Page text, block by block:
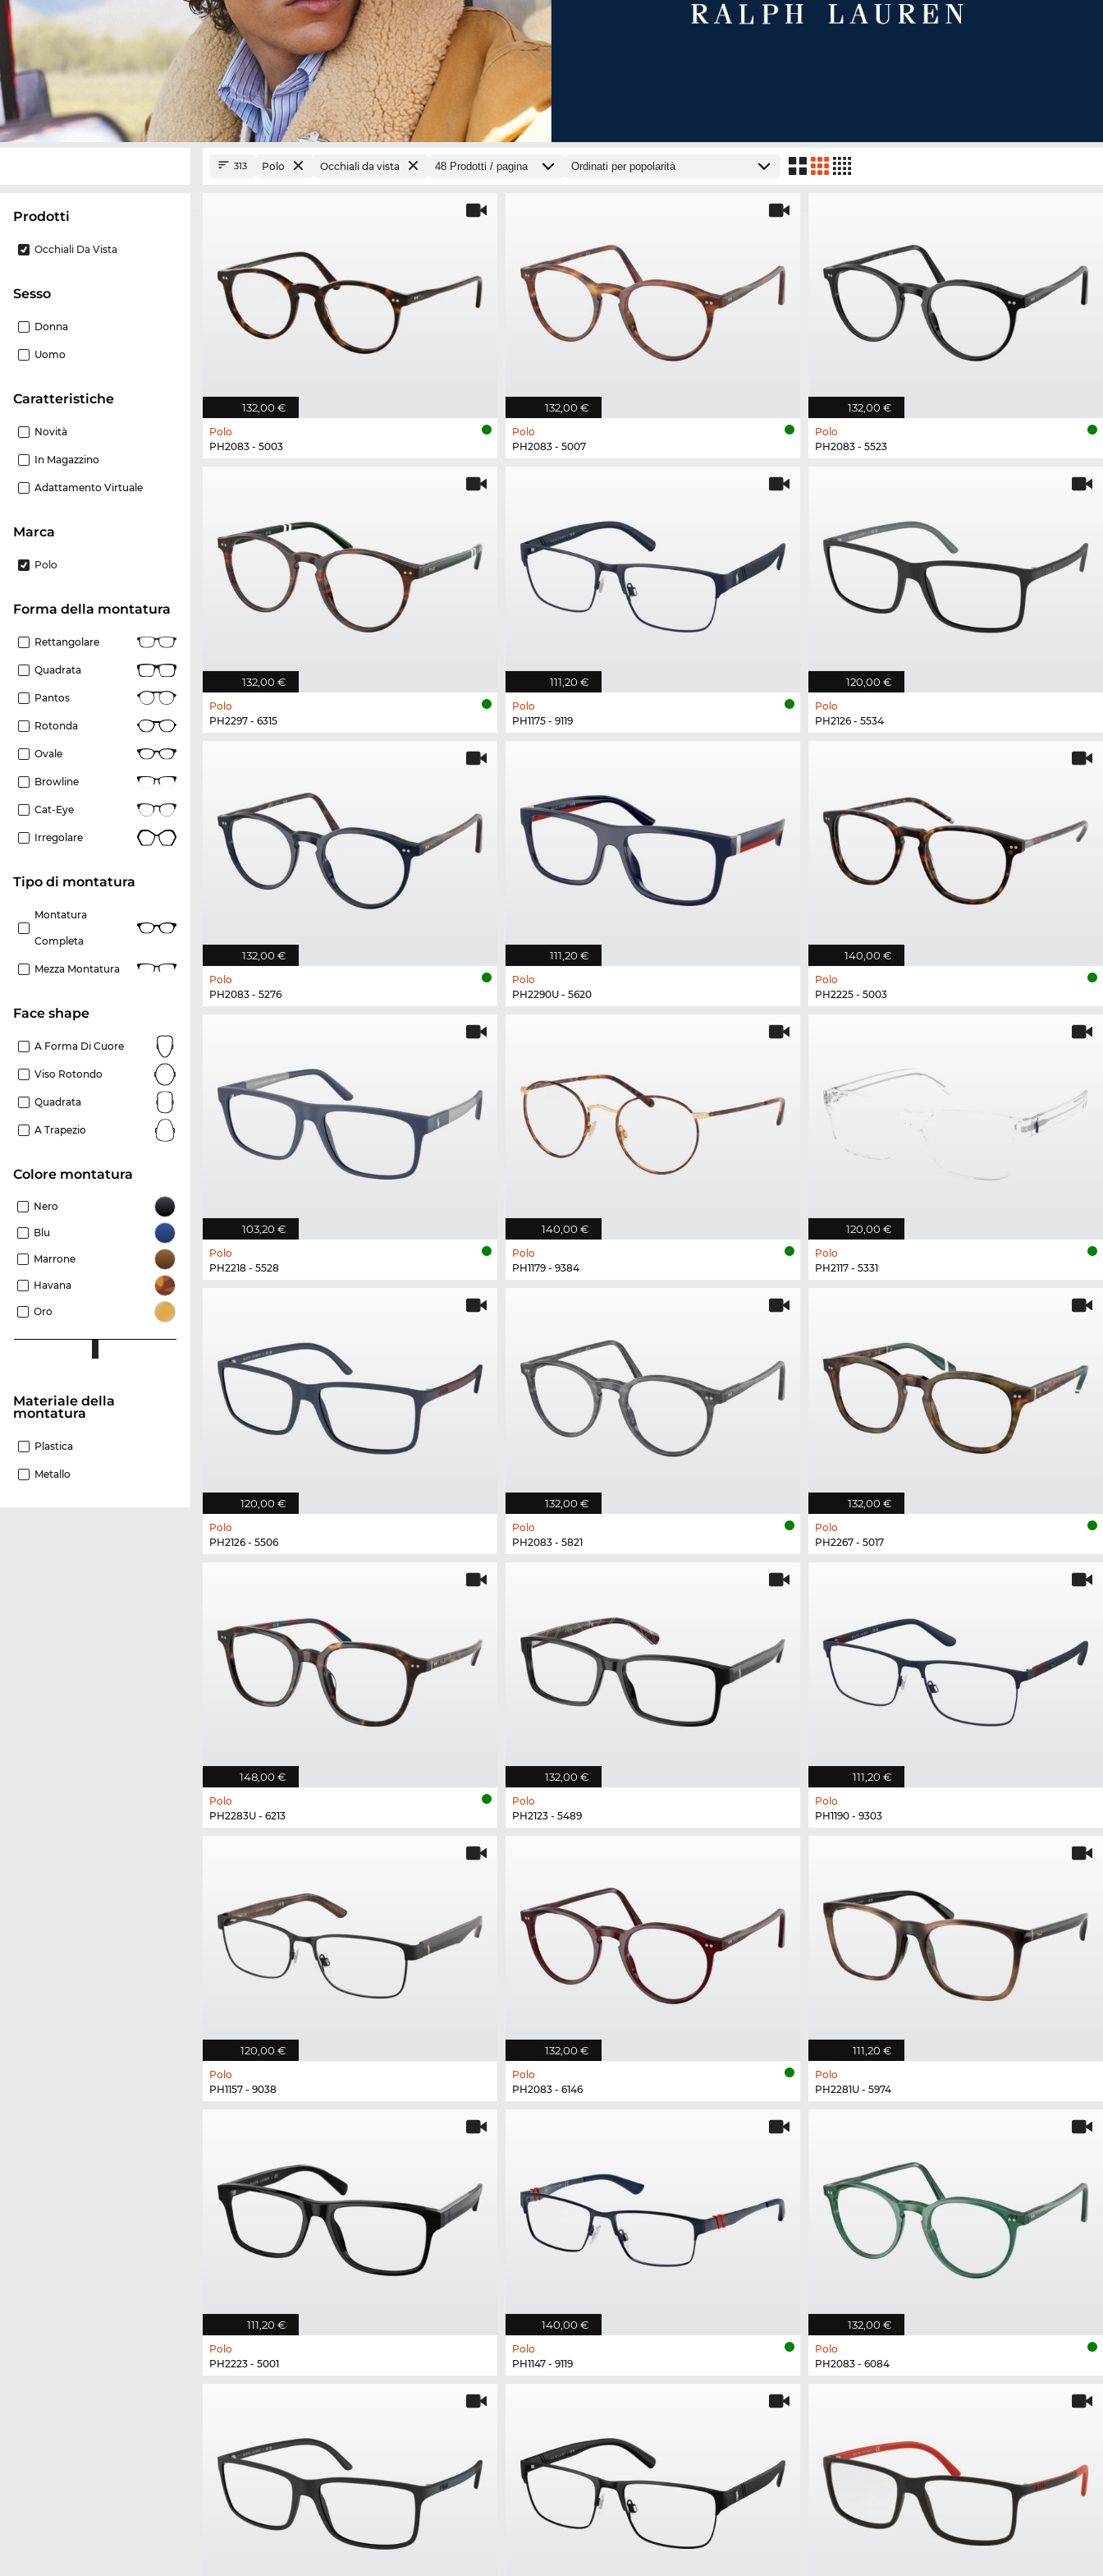
Prodotti
Occhiali Da Vista
Sesso
Donna
Uomo
Caratteristiche
Novità
In Magazzino
Adattamento Virtuale
Marca
Polo
forma della montatura
Rettangolare
Quadrata
Pantos
Rotonda
Ovale
Browline
Cat-Eye
Irregolare
Tipo di montatura
Montatura
Completa
Mezza Montatura
Face shape
A Forma Di Cuore
Viso Rotondo
Quadrata
A Trapezio
Colore montatura
Nero
Blu
Marrone
Havana
Oro
Materiale della
montatura
Plastica
Metallo
313 Polo Occhiali da vista
132,00 €
Polo
PH2083 - 5003
132,00 €
Polo
PH2083 - 5007
132,00 €
Polo
PH2083 - 5523
132,00 €
Polo
PH2297 - 6315
111,20 €
Polo
PH1175 - 9119
120,00 €
Polo
PH2126 - 5534
132,00 €
Polo
PH2083 - 5276
111,20 €
Polo
PH2290U - 5620
140,00 €
Polo
PH2225 - 5003
103,20 €
Polo
PH2218 - 5528
140,00 €
Polo
PH1179 - 9384
120,00 €
Polo
PH2117 - 5331
120,00 €
Polo
PH2126 - 5506
132,00 €
Polo
PH2083 - 5821
132,00 €
Polo
PH2267 - 5017
148,00 €
Polo
PH2283U - 6213
132,00 €
Polo
PH2123 - 5489
111,20 €
Polo
PH1190 - 9303
120,00 €
Polo
PH1157 - 9038
132,00 €
Polo
PH2083 - 6146
111,20 €
Polo
PH2281U - 5974
111,20 €
Polo
PH2223 - 5001
140,00 €
Polo
PH1147 - 9119
132,00 €
Polo
PH2083 - 6084